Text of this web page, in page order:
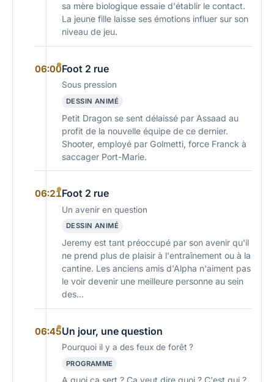
sa mère biologique essaie d'établir le contact.
La jeune fille laisse ses émotions influer sur son
niveau de jeu.
06:00Foot 2 rue
Sous pression
DESSIN ANIMÉ
Petit Dragon se sent délaissé par Assaad au
profit de la nouvelle équipe de ce dernier.
Shooter, employé par Golmetti, force Franck à
saccager Port-Marie.
06:21Foot 2 rue
Un avenir en question
DESSIN ANIMÉ
Jeremy est tant préoccupé par son avenir qu'il
ne prend plus de plaisir à l'entraînement ou à la
cantine. Les anciens amis d'Alpha n'aiment pas
le voir devenir une meilleure personne au sein
des…
06:45Un jour, une question
Pourquoi il y a des feux de forêt ?
PROGRAMME